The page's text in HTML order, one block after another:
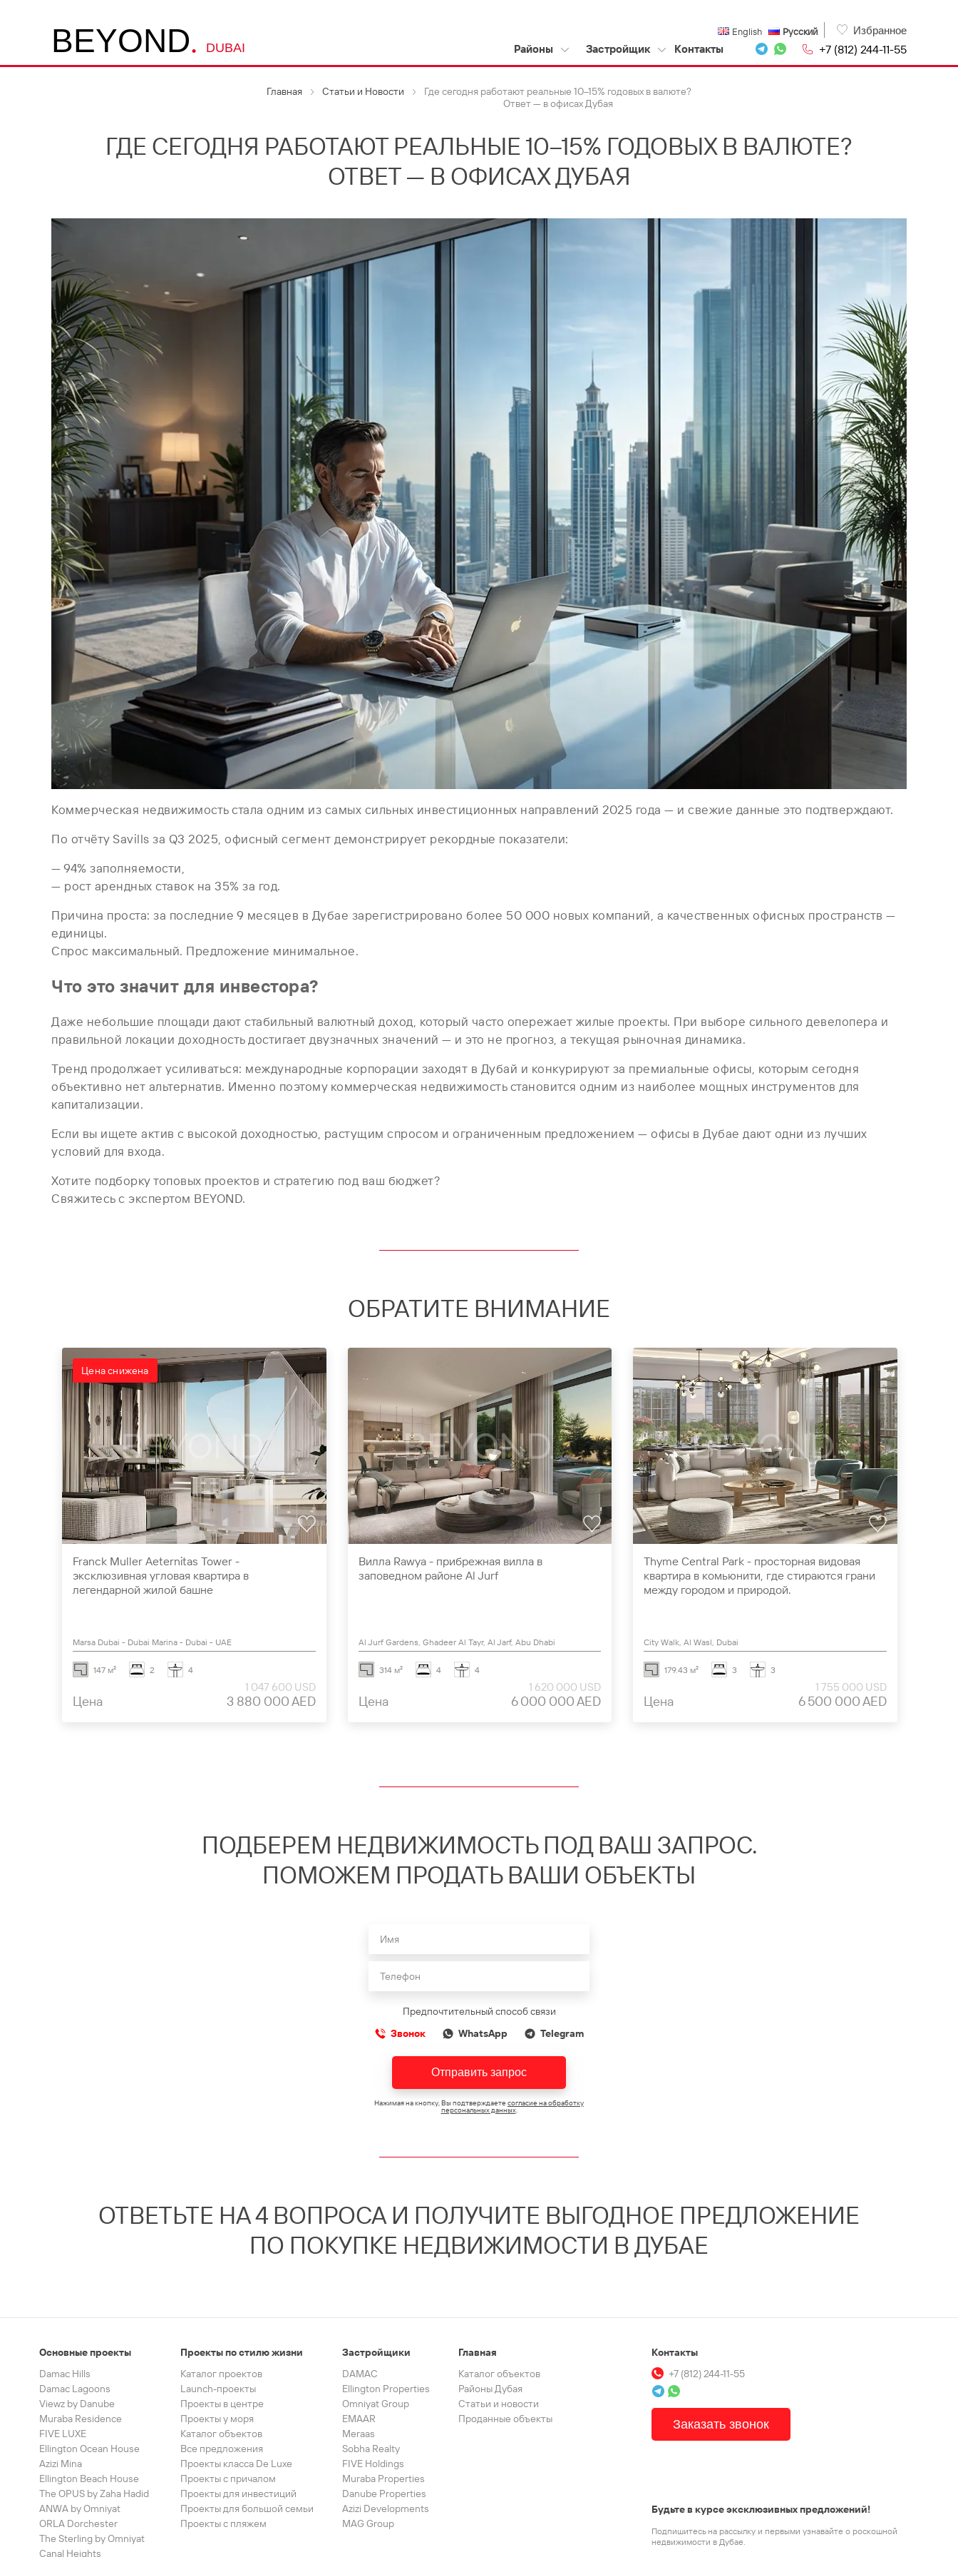
BEYOND. DUBAI
English Русский Избранное
Районы Застройщик Контакты +7 (812) 244-11-55
Главная Статьи и Новости
Где сегодня работают реальные 10–15% годовых в валюте?
Ответ — в офисах Дубая
ГДЕ СЕГОДНЯ РАБОТАЮТ РЕАЛЬНЫЕ 10–15% ГОДОВЫХ В ВАЛЮТЕ?
ОТВЕТ — В ОФИСАХ ДУБАЯ
Коммерческая недвижимость стала одним из самых сильных инвестиционных направлений 2025 года — и свежие данные это подтверждают.
По отчёту Savills за Q3 2025, офисный сегмент демонстрирует рекордные показатели:
— 94% заполняемости,
— рост арендных ставок на 35% за год.
Причина проста: за последние 9 месяцев в Дубае зарегистрировано более 50 000 новых компаний, а качественных офисных пространств —
единицы.
Спрос максимальный. Предложение минимальное.
Что это значит для инвестора?
Даже небольшие площади дают стабильный валютный доход, который часто опережает жилые проекты. При выборе сильного девелопера и
правильной локации доходность достигает двузначных значений — и это не прогноз, а текущая рыночная динамика.
Тренд продолжает усиливаться: международные корпорации заходят в Дубай и конкурируют за премиальные офисы, которым сегодня
объективно нет альтернатив. Именно поэтому коммерческая недвижимость становится одним из наиболее мощных инструментов для
капитализации.
Если вы ищете актив с высокой доходностью, растущим спросом и ограниченным предложением — офисы в Дубае дают одни из лучших
условий для входа.
Хотите подборку топовых проектов и стратегию под ваш бюджет?
Свяжитесь с экспертом BEYOND.
ОБРАТИТЕ ВНИМАНИЕ
Цена снижена
Franck Muller Aeternitas Tower -
эксклюзивная угловая квартира в
легендарной жилой башне
Marsa Dubai - Dubai Marina - Dubai - UAE
147 м² 2 4
Цена
1 047 600 USD
3 880 000 AED
Вилла Rawya - прибрежная вилла в
заповедном районе Al Jurf
Al Jurf Gardens, Ghadeer Al Tayr, Al Jarf, Abu Dhabi
314 м² 4 4
Цена
1 620 000 USD
6 000 000 AED
Thyme Central Park - просторная видовая
квартира в комьюнити, где стираются грани
между городом и природой.
City Walk, Al Wasl, Dubai
179.43 м² 3 3
Цена
1 755 000 USD
6 500 000 AED
ПОДБЕРЕМ НЕДВИЖИМОСТЬ ПОД ВАШ ЗАПРОС.
ПОМОЖЕМ ПРОДАТЬ ВАШИ ОБЪЕКТЫ
Предпочтительный способ связи
Звонок
WhatsApp Telegram
Отправить запрос
Нажимая на кнопку, Вы подтверждаетесогласие на обработку
персональных данных.
ОТВЕТЬТЕ НА 4 ВОПРОСА И ПОЛУЧИТЕ ВЫГОДНОЕ ПРЕДЛОЖЕНИЕ
ПО ПОКУПКЕ НЕДВИЖИМОСТИ В ДУБАЕ
Основные проекты
Damac Hills
Damac Lagoons
Viewz by Danube
Muraba Residence
FIVE LUXE
Ellington Ocean House
Azizi Mina
Ellington Beach House
The OPUS by Zaha Hadid
ANWA by Omniyat
ORLA Dorchester
The Sterling by Omniyat
Canal Heights
Проекты по стилю жизни
Каталог проектов
Launch-проекты
Проекты в центре
Проекты у моря
Каталог объектов
Все предложения
Проекты класса De Luxe
Проекты с причалом
Проекты для инвестиций
Проекты для большой семьи
Проекты с пляжем
Застройщики
DAMAC
Ellington Properties
Omniyat Group
EMAAR
Meraas
Sobha Realty
FIVE Holdings
Muraba Properties
Danube Properties
Azizi Developments
MAG Group
Главная
Каталог объектов
Районы Дубая
Статьи и новости
Проданные объекты
Контакты
+7 (812) 244-11-55
Заказать звонок
Будьте в курсе эксклюзивных предложений!
Подпишитесь на рассылку и первыми узнавайте о роскошной
недвижимости в Дубае.